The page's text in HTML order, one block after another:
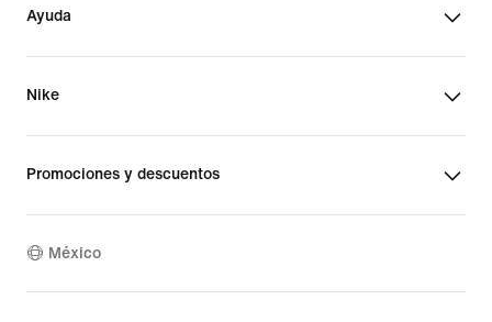
Ayuda
Nike
Promociones y descuentos
México